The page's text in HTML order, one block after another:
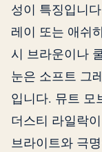
성이 특징입니
레이 또는 애쉬
시 브라운이나
눈은 소프트 그
입니다. 뮤트 모
더스티 라일락
브라이트와 극